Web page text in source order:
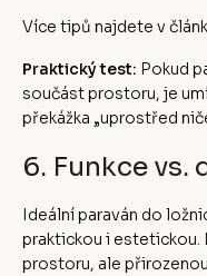
Více tipů najdete v
Praktický test: Pokud
součást prostoru, je
překážka „uprostřed
6. Funkce vs.
Ideální paraván do
praktickou i estetickou.
prostoru, ale